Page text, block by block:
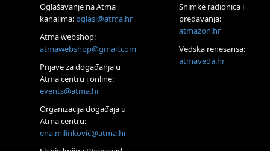
Online
Postanite Nositelj Vibracije Nove Zemlje
Visoko
Alemka Dauskardt – Jednodnevna radionica sistemskih
konstelacija
Zagreb
HOD PO ŽERAVICI – Seminar koji mijenja tijelo, duh i um
SoulFest – Festival glazbe, mudrosti i zajedništva
Zagreb
Oglašavanje na Atma
kanalima:oglasi@atma.hr
Atma webshop:
atmawebshop@gmail.com
Prijave za događanja u
Atma centru i online:
events@atma.hr
Organizacija događaja u
Atma centru:
ena.milinković@atma.hr
Snimke radionica i
predavanja:
atmazon.hr
Vedska renesansa:
atmaveda.hr